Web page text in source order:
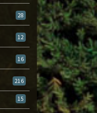
28
12
16
216
15